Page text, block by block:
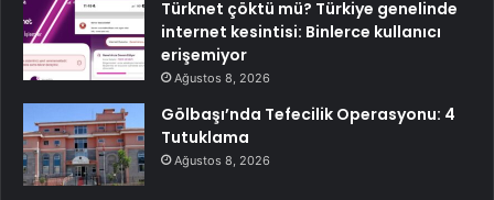
Türknet çöktü mü? Türkiye genelinde
internet kesintisi: Binlerce kullanıcı
erişemiyor
Ağustos 8, 2026
Gölbaşı’nda Tefecilik Operasyonu: 4
Tutuklama
Ağustos 8, 2026